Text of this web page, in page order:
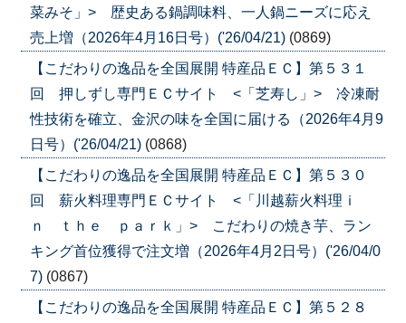
菜みそ」> 歴史ある鍋調味料、一人鍋ニーズに応え
売上増（2026年4月16日号）('26/04/21) (0869)
【こだわりの逸品を全国展開 特産品ＥＣ】第５３１
回 押しずし専門ＥＣサイト <「芝寿し」> 冷凍耐
性技術を確立、金沢の味を全国に届ける（2026年4月9
日号）('26/04/21) (0868)
【こだわりの逸品を全国展開 特産品ＥＣ】第５３０
回 薪火料理専門ＥＣサイト <「川越薪火料理ｉ
ｎ ｔｈｅ ｐａｒｋ」> こだわりの焼き芋、ラン
キング首位獲得で注文増（2026年4月2日号）('26/04/0
7) (0867)
【こだわりの逸品を全国展開 特産品ＥＣ】第５２８